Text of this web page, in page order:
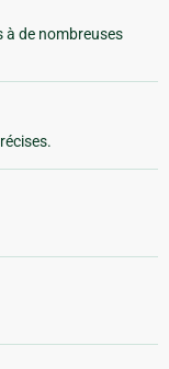
à de nombreuses